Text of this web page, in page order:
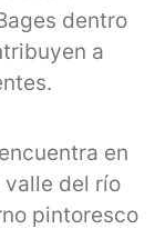
dentro
a
en
del río
pintoresco